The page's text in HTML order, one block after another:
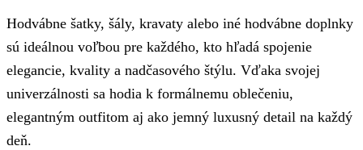
Hodvábne šatky, šály, kravaty alebo iné hodvábne doplnky
sú ideálnou voľbou pre každého, kto hľadá spojenie
elegancie, kvality a nadčasového štýlu. Vďaka svojej
univerzálnosti sa hodia k formálnemu oblečeniu,
elegantným outfitom aj ako jemný luxusný detail na každý
deň.